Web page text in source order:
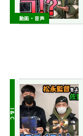
動画・音声